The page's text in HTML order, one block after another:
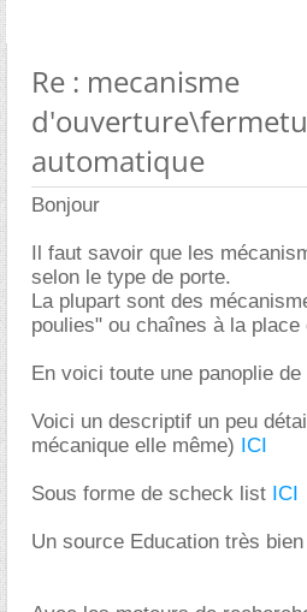
Re : mecanisme
automatique
Bonjour
Il faut savoir que les
selon le type de porte.
La plupart sont des
poulies" ou chaînes à la place
En voici toute une panoplie
Voici un descriptif un peu
mécanique elle même) ICI
Sous forme de scheck list ICI
Un source Education très